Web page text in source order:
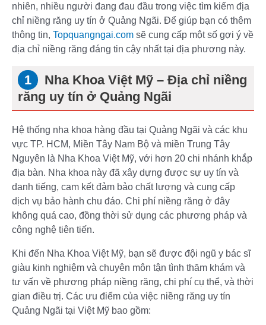
nhiên, nhiều người đang đau đầu trong việc tìm kiếm địa
chỉ niềng răng uy tín ở Quảng Ngãi. Để giúp bạn có thêm
thông tin, Topquangngai.com sẽ cung cấp một số gợi ý về
địa chỉ niềng răng đáng tin cậy nhất tại địa phương này.
Nha Khoa Việt Mỹ – Địa chỉ niềng
răng uy tín ở Quảng Ngãi
Hệ thống nha khoa hàng đầu tại Quảng Ngãi và các khu
vực TP. HCM, Miền Tây Nam Bộ và miền Trung Tây
Nguyên là Nha Khoa Việt Mỹ, với hơn 20 chi nhánh khắp
địa bàn. Nha khoa này đã xây dựng được sự uy tín và
danh tiếng, cam kết đảm bảo chất lượng và cung cấp
dịch vụ bảo hành chu đáo. Chi phí niềng răng ở đây
không quá cao, đồng thời sử dụng các phương pháp và
công nghệ tiên tiến.
Khi đến Nha Khoa Việt Mỹ, bạn sẽ được đội ngũ y bác sĩ
giàu kinh nghiệm và chuyên môn tận tình thăm khám và
tư vấn về phương pháp niềng răng, chi phí cụ thể, và thời
gian điều trị. Các ưu điểm của việc niềng răng uy tín
Quảng Ngãi tại Việt Mỹ bao gồm: